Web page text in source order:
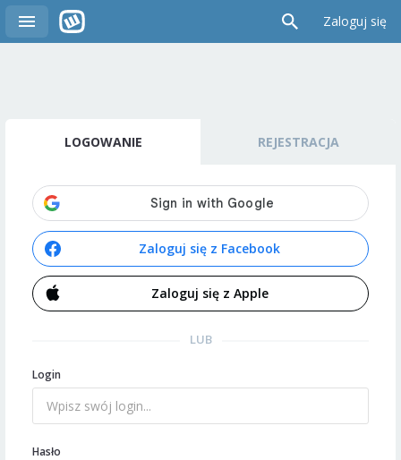
Zaloguj się
LOGOWANIE REJESTRACJA
Zaloguj się z Facebook
Zaloguj się z Apple
LUB
Login
Hasło